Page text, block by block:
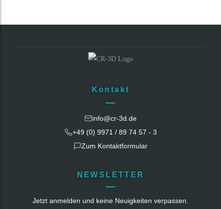
Kontakt
info@cr-3d.de
+49 (0) 9971 / 89 74 57 - 3
Zum Kontaktformular
NEWSLETTER
Jetzt anmelden und keine Neuigkeiten verpassen.